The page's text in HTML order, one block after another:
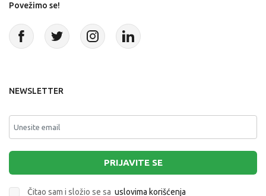
Povežimo se!
NEWSLETTER
PRIJAVITE SE
Čitao sam i složio se sa uslovima korišćenja